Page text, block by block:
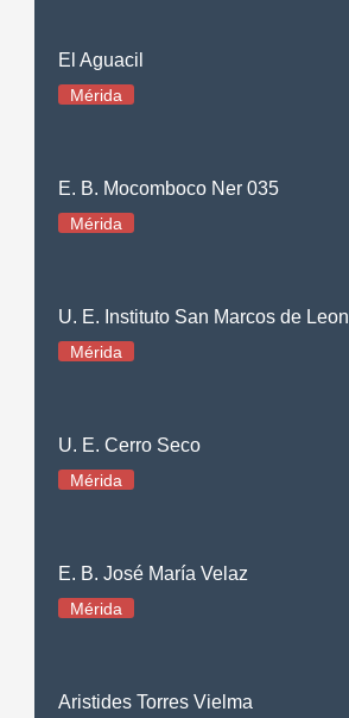
El Aguacil
Mérida
E. B. Mocomboco Ner 035
Mérida
U. E. Instituto San Marcos de Leon
Mérida
U. E. Cerro Seco
Mérida
E. B. José María Velaz
Mérida
Aristides Torres Vielma